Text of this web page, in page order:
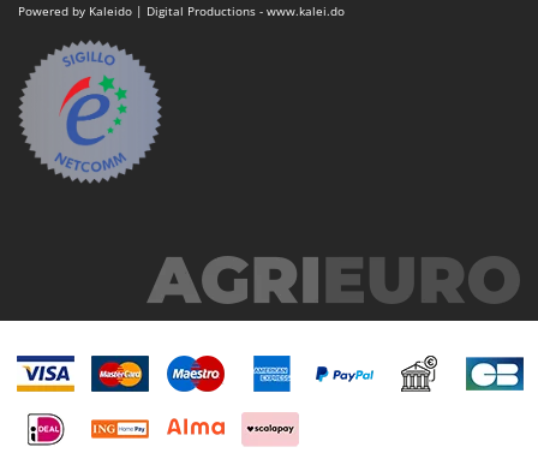
Powered by Kaleido | Digital Productions - www.kalei.do